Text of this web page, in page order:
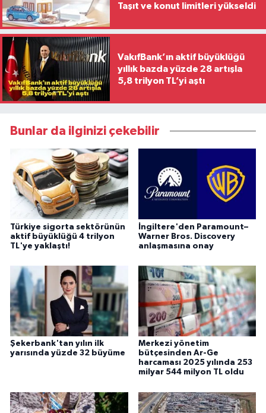
Taşıt ve konut limitleri yükseldi
VakıfBank’ın aktif büyüklüğü
yıllık bazda yüzde 28 artışla
5,8 trilyon TL’yi aştı
Bunlar da ilginizi çekebilir
Türkiye sigorta sektörünün
aktif büyüklüğü 4 trilyon
TL'ye yaklaştı!
İngiltere'den Paramount–
Warner Bros. Discovery
anlaşmasına onay
Şekerbank'tan yılın ilk
yarısında yüzde 32 büyüme
Merkezi yönetim
bütçesinden Ar-Ge
harcaması 2025 yılında 253
milyar 544 milyon TL oldu